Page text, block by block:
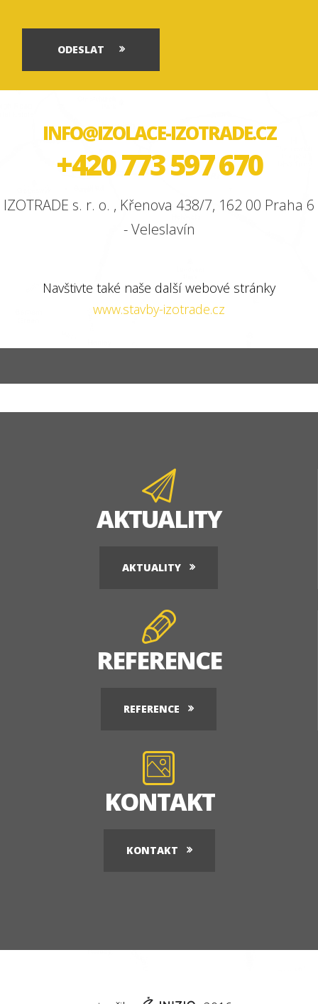
ODESLAT
INFO@IZOLACE-IZOTRADE.CZ
+420 773 597 670
IZOTRADE s. r. o. , Křenova 438/7, 162 00 Praha 6
- Veleslavín
Navštivte také naše další webové stránky
www.stavby-izotrade.cz
AKTUALITY
AKTUALITY
REFERENCE
REFERENCE
KONTAKT
KONTAKT